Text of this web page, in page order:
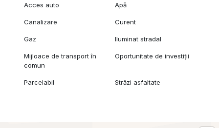
Acces auto Apă
Canalizare Curent
Gaz Iluminat stradal
Mijloace de transport în
comun
Oportunitate de investiții
Parcelabil Străzi asfaltate